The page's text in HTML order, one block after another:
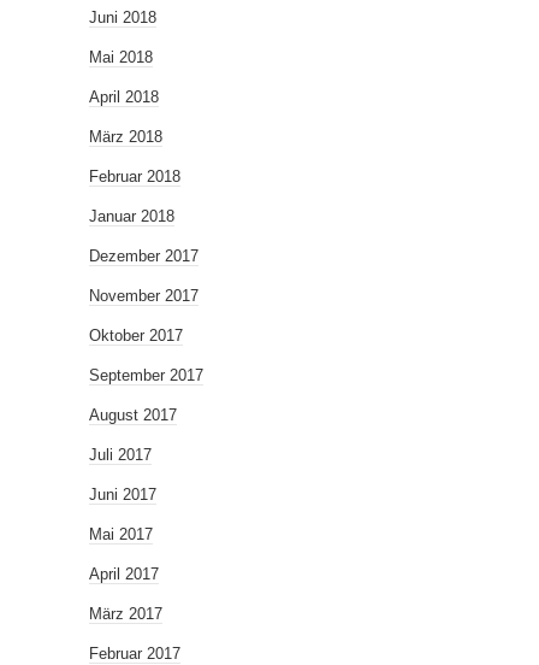
Juni 2018
Mai 2018
April 2018
März 2018
Februar 2018
Januar 2018
Dezember 2017
November 2017
Oktober 2017
September 2017
August 2017
Juli 2017
Juni 2017
Mai 2017
April 2017
März 2017
Februar 2017